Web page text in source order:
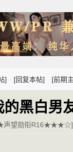
] [回复本帖] [前期
的黑白男
望勋衔R16★★★☆]